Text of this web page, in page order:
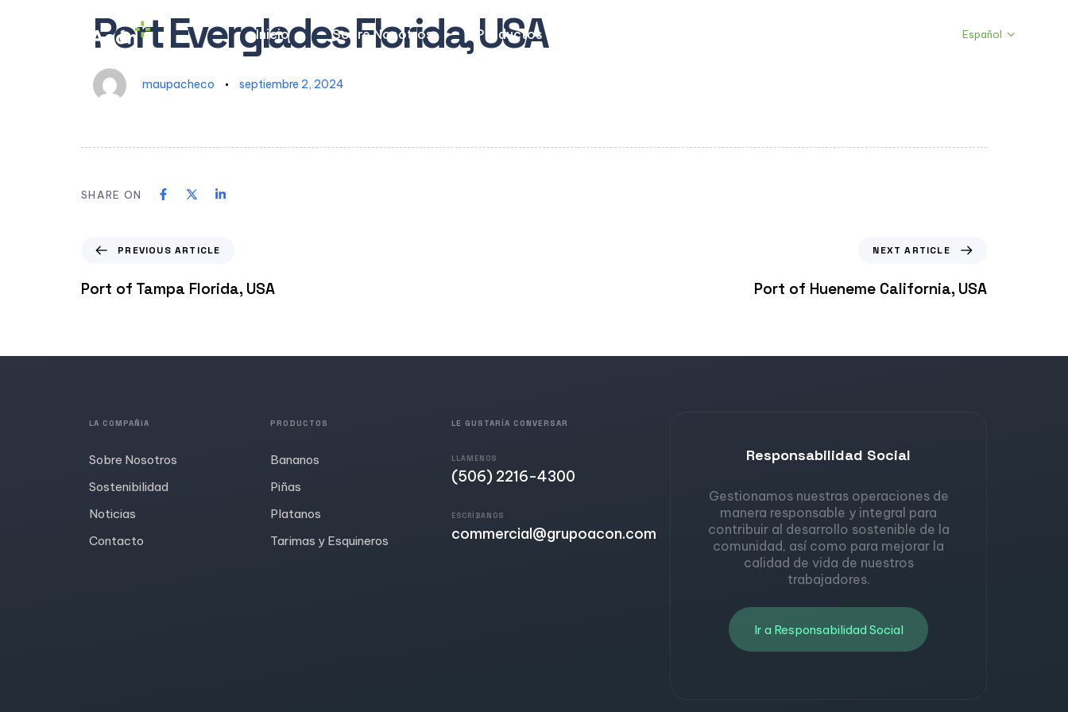
Inicio Sobre Nosotros Productos Español
IN:
Port Everglades Florida, USA
maupacheco
on:
septiembre 2, 2024
SHARE ON
PREVIOUS ARTICLE
Port of Tampa Florida, USA
NEXT ARTICLE
Port of Hueneme California, USA
LA COMPAÑIA
Sobre Nosotros
Sostenibilidad
Noticias
Contacto
PRODUCTOS
Bananos
Piñas
Platanos
Tarimas y Esquineros
LE GUSTARÍA CONVERSAR
LLAMENOS
(506) 2216-4300
ESCRÍBANOS
commercial@grupoacon.com
Responsabilidad Social
Gestionamos nuestras operaciones de
manera responsable y integral para
contribuir al desarrollo sostenible de la
comunidad, así como para mejorar la
calidad de vida de nuestros
trabajadores.
Ir a Responsabilidad Social